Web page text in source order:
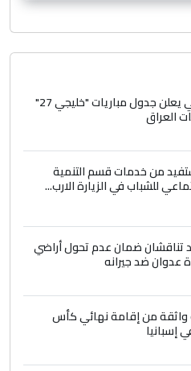
الاتحاد الخليجي يعلن جدول مباريات "خليجي 27"
العراق
من خدمات قسم التنمية
للشباب في الزيارة الارب...
تناقشان ضمان عدم تحول أراضي
عدوان ضد جيرانه
واثقة من إقامة نهائي كأس